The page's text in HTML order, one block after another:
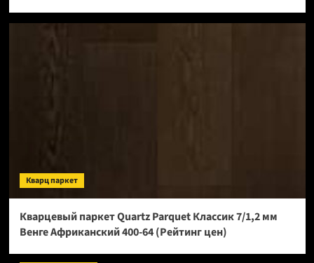
Кварц паркет
Кварцевый паркет Quartz Parquet Классик 7/1,2 мм
Венге Африканский 400-64 (Рейтинг цен)